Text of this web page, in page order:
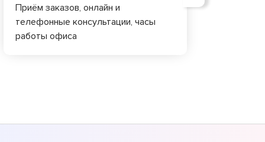
Приём заказов, онлайн и
телефонные консультации, часы
работы офиса